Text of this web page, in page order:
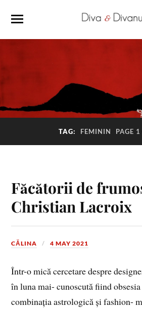
TAG: FEMININ PAGE
Făcătorii de
Christian Lacroix
CĂLINA 4 MAY 2021
Într-o mică cercetare despre
în luna mai- cunoscută fiind
combinația astrologică și fashion-